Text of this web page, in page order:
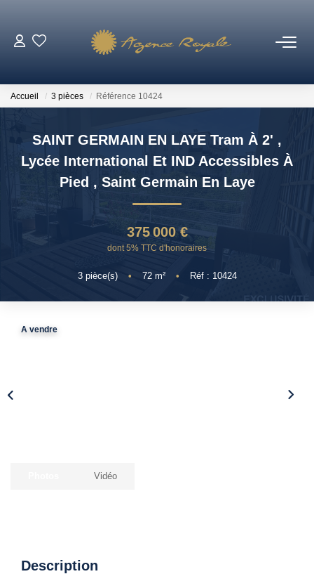
LOCATIONS
NOTRE AGENCE
Qui Sommes-Nous ?
Notre Équipe
Accueil 3 pièces Référence 10424
SAINT GERMAIN EN LAYE Tram À 2' ,
Lycée International Et IND Accessibles À
Pied , Saint Germain En Laye
375 000 €
dont 5% TTC d'honoraires
3pièce(s) • 72m² • Réf : 10424
A vendre
Vidéo
Description